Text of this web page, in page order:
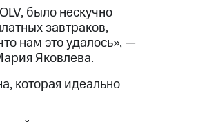
было нескучно
завтраков,
нам это удалось», —
Яковлева.
которая идеально